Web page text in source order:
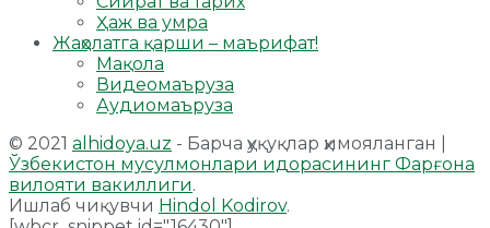
Ҳаж ва умра
Жаҳолатга қарши – маърифат!
Мақола
Видеомаъруза
Аудиомаъруза
© 2021 alhidoya.uz - Барча ҳуқуқлар ҳимояланган |
Ўзбекистон мусулмонлари идорасининг Фарғона
вилояти вакиллиги.
Ишлаб чиқувчи Hindol Kodirov.